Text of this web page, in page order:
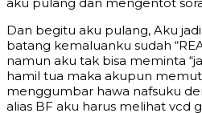
Dan begitu aku pulang, Aku
batang kemaluanku sudah
namun aku tak bisa meminta
hamil tua maka akupun
menggumbar hawa nafsuku
alias BF aku harus melihat vcd